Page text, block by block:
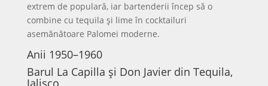
extrem de populară, iar bartenderii încep să o
combine cu tequila și lime în cocktailuri
asemănătoare Palomei moderne.
Anii 1950–1960
Barul La Capilla și Don Javier din Tequila,
Jalisco